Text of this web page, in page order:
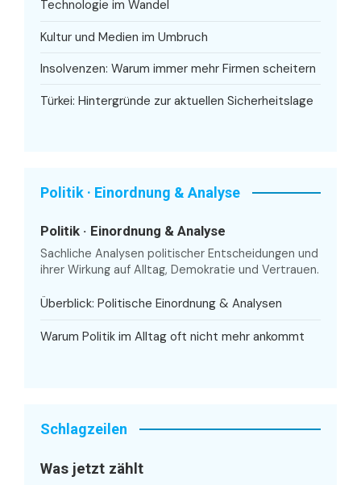
Technologie im Wandel
Kultur und Medien im Umbruch
Insolvenzen: Warum immer mehr Firmen scheitern
Türkei: Hintergründe zur aktuellen Sicherheitslage
Politik · Einordnung & Analyse
Politik · Einordnung & Analyse
Sachliche Analysen politischer Entscheidungen und
ihrer Wirkung auf Alltag, Demokratie und Vertrauen.
Überblick: Politische Einordnung & Analysen
Warum Politik im Alltag oft nicht mehr ankommt
Schlagzeilen
Was jetzt zählt